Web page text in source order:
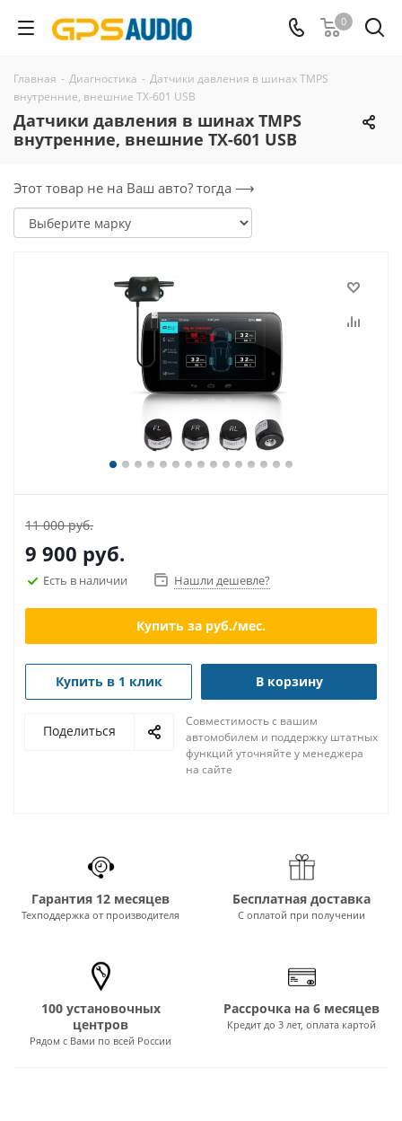
0
Главная - Диагностика - Датчики давления в шинах TMPS
внутренние, внешние TX-601 USB
Датчики давления в шинах TMPS
внутренние, внешние TX-601 USB
Этот товар не на Ваш авто? тогда ⟶
11 000 руб.
9 900 руб.
Есть в наличии Нашли дешевле?
Купить за руб./мес.
Купить в 1 клик В корзину
Поделиться
Совместимость с вашим
автомобилем и поддержку штатных
функций уточняйте у менеджера
на сайте
Гарантия 12 месяцев
Техподдержка от производителя
Бесплатная доставка
С оплатой при получении
100 установочных
центров
Рядом с Вами по всей России
Рассрочка на 6 месяцев
Кредит до 3 лет, оплата картой